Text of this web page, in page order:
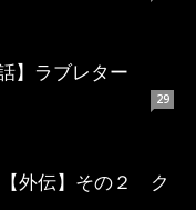
】ラブレター
29
【外伝】その２ ク